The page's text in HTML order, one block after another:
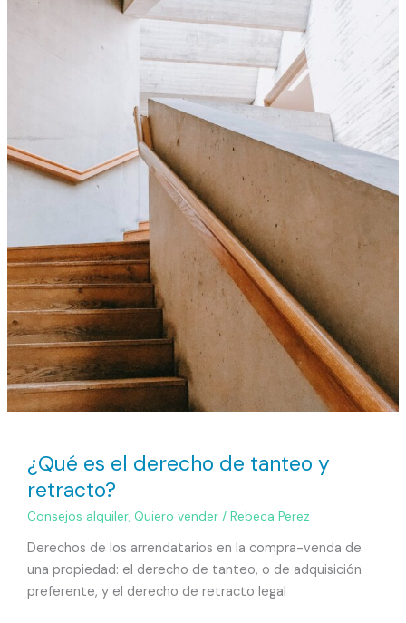
¿Qué es el derecho de tanteo y
retracto?
Consejos alquiler, Quiero vender/ Rebeca Perez
Derechos de los arrendatarios en la compra-venda de
una propiedad: el derecho de tanteo, o de adquisición
preferente, y el derecho de retracto legal